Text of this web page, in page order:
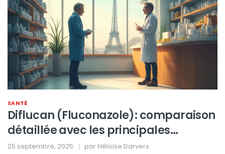
SANTÉ
Diflucan (Fluconazole): comparaison
détaillée avec les principales
alternatives antifongiques
25 septembre, 2025 par Héloïse Darvers